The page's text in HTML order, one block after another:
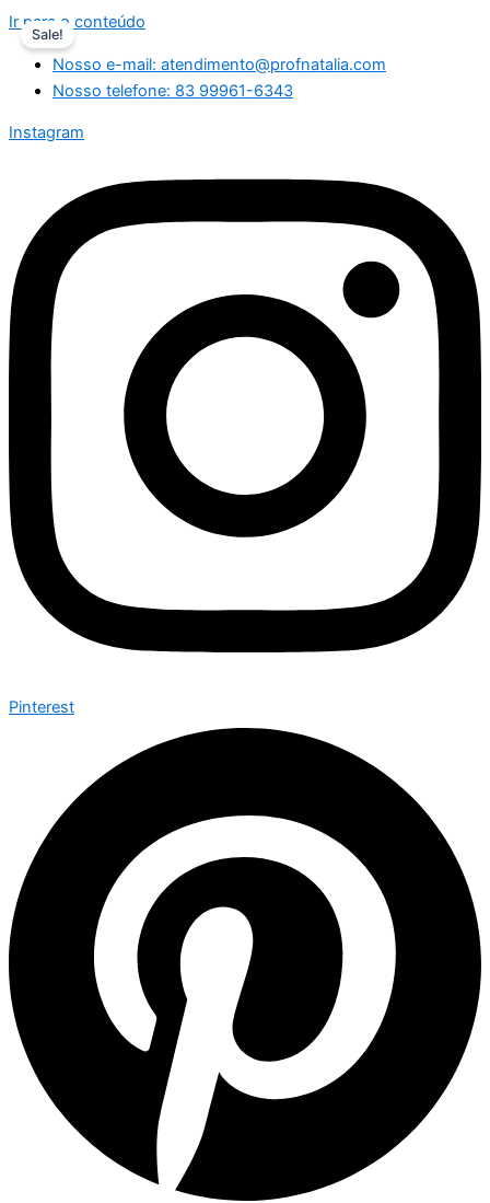
Ir para o conteúdo
Nosso e-mail: atendimento@profnatalia.com
Nosso telefone: 83 99961-6343
Instagram
Pinterest
Sale!